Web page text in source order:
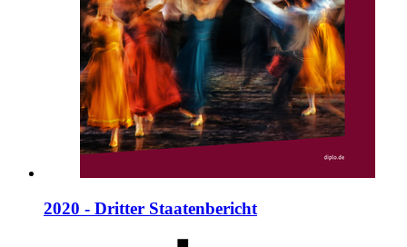
2020 - Dritter Staatenbericht